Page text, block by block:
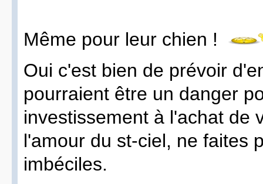
Même pour leur chien !
Oui c'est bien de prévoir
pourraient être un danger
investissement à l'achat de
l'amour du st-ciel, ne faites
imbéciles.